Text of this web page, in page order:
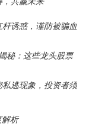
诱惑，谨防被骗血
秘：这些龙头股票
逃现象，投资者须
析